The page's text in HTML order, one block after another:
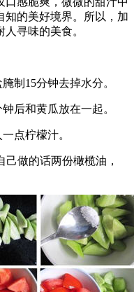
知的美好境界。所以，加
寻味的美食。
15分钟去掉水分。
后和黄瓜放在一起。
点柠檬汁。
做的话两份橄榄油，